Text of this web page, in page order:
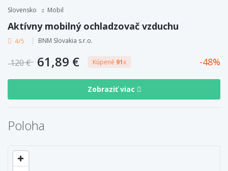
Slovensko Mobil
Aktívny mobilný ochladzovač vzduchu
4/5 BNM Slovakia s.r.o.
120 € 61,89 € Kúpené 91x 48
Zobraziť viac
Poloha